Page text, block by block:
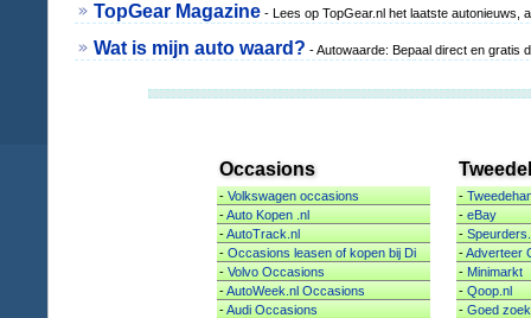
TopGear Magazine - Lees op TopGear.nl het laatste autonieuws,
Wat is mijn auto waard? - Autowaarde: Bepaal direct en gratis
Occasions
-Volkswagen occasions
-Auto Kopen .nl
-AutoTrack.nl
-Occasions leasen of kopen bij Di
-Volvo Occasions
-AutoWeek.nl Occasions
-Audi Occasions
-
-eBay
-
-Adverteer
-Minimarkt
-Qoop.nl
-Goed